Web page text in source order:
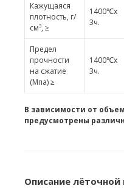
Кажущаяся
плотность, г/
см³, ≥
1400℃x
3ч.
Предел
прочности
на сжатие
(Mпa) ≥
1400℃x
3ч.
В зависимости от
предусмотрены
Описание лёточной